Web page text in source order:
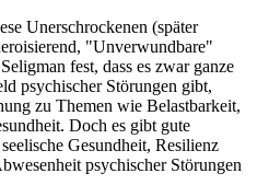
Unerschrockenen (später
"Unverwundbare"
fest, dass es zwar ganze
psychischer Störungen gibt,
zu Themen wie Belastbarkeit,
Doch es gibt gute
Gesundheit, Resilienz
psychischer Störungen